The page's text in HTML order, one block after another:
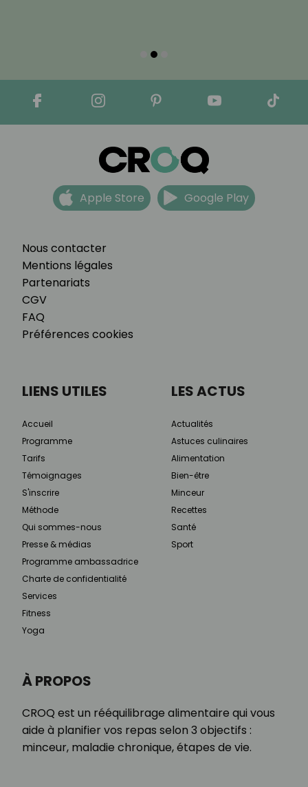
Nous contacter
Mentions légales
Partenariats
CGV
FAQ
Préférences cookies
Apple Store Google Play
À PROPOS
CROQ est un rééquilibrage alimentaire qui vous
aide à planifier vos repas selon 3 objectifs :
minceur, maladie chronique, étapes de vie.
LIENS UTILES
Accueil
Programme
Tarifs
Témoignages
S'inscrire
Méthode
Qui sommes-nous
Presse & médias
Programme ambassadrice
Charte de confidentialité
Services
Fitness
Yoga
LES ACTUS
Actualités
Astuces culinaires
Alimentation
Bien-être
Minceur
Recettes
Santé
Sport